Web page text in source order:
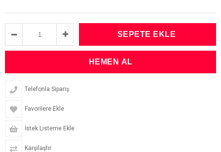
Telefonla Sipariş
Favorilere Ekle
İstek Listeme Ekle
Karşılaştır